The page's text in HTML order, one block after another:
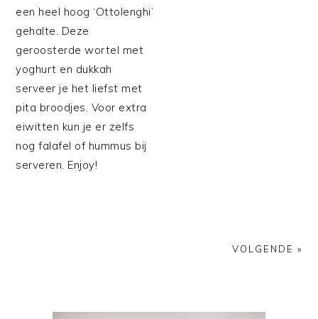
een heel hoog ‘Ottolenghi’
gehalte. Deze
geroosterde wortel met
yoghurt en dukkah
serveer je het liefst met
pita broodjes. Voor extra
eiwitten kun je er zelfs
nog falafel of hummus bij
serveren. Enjoy!
VOLGENDE »